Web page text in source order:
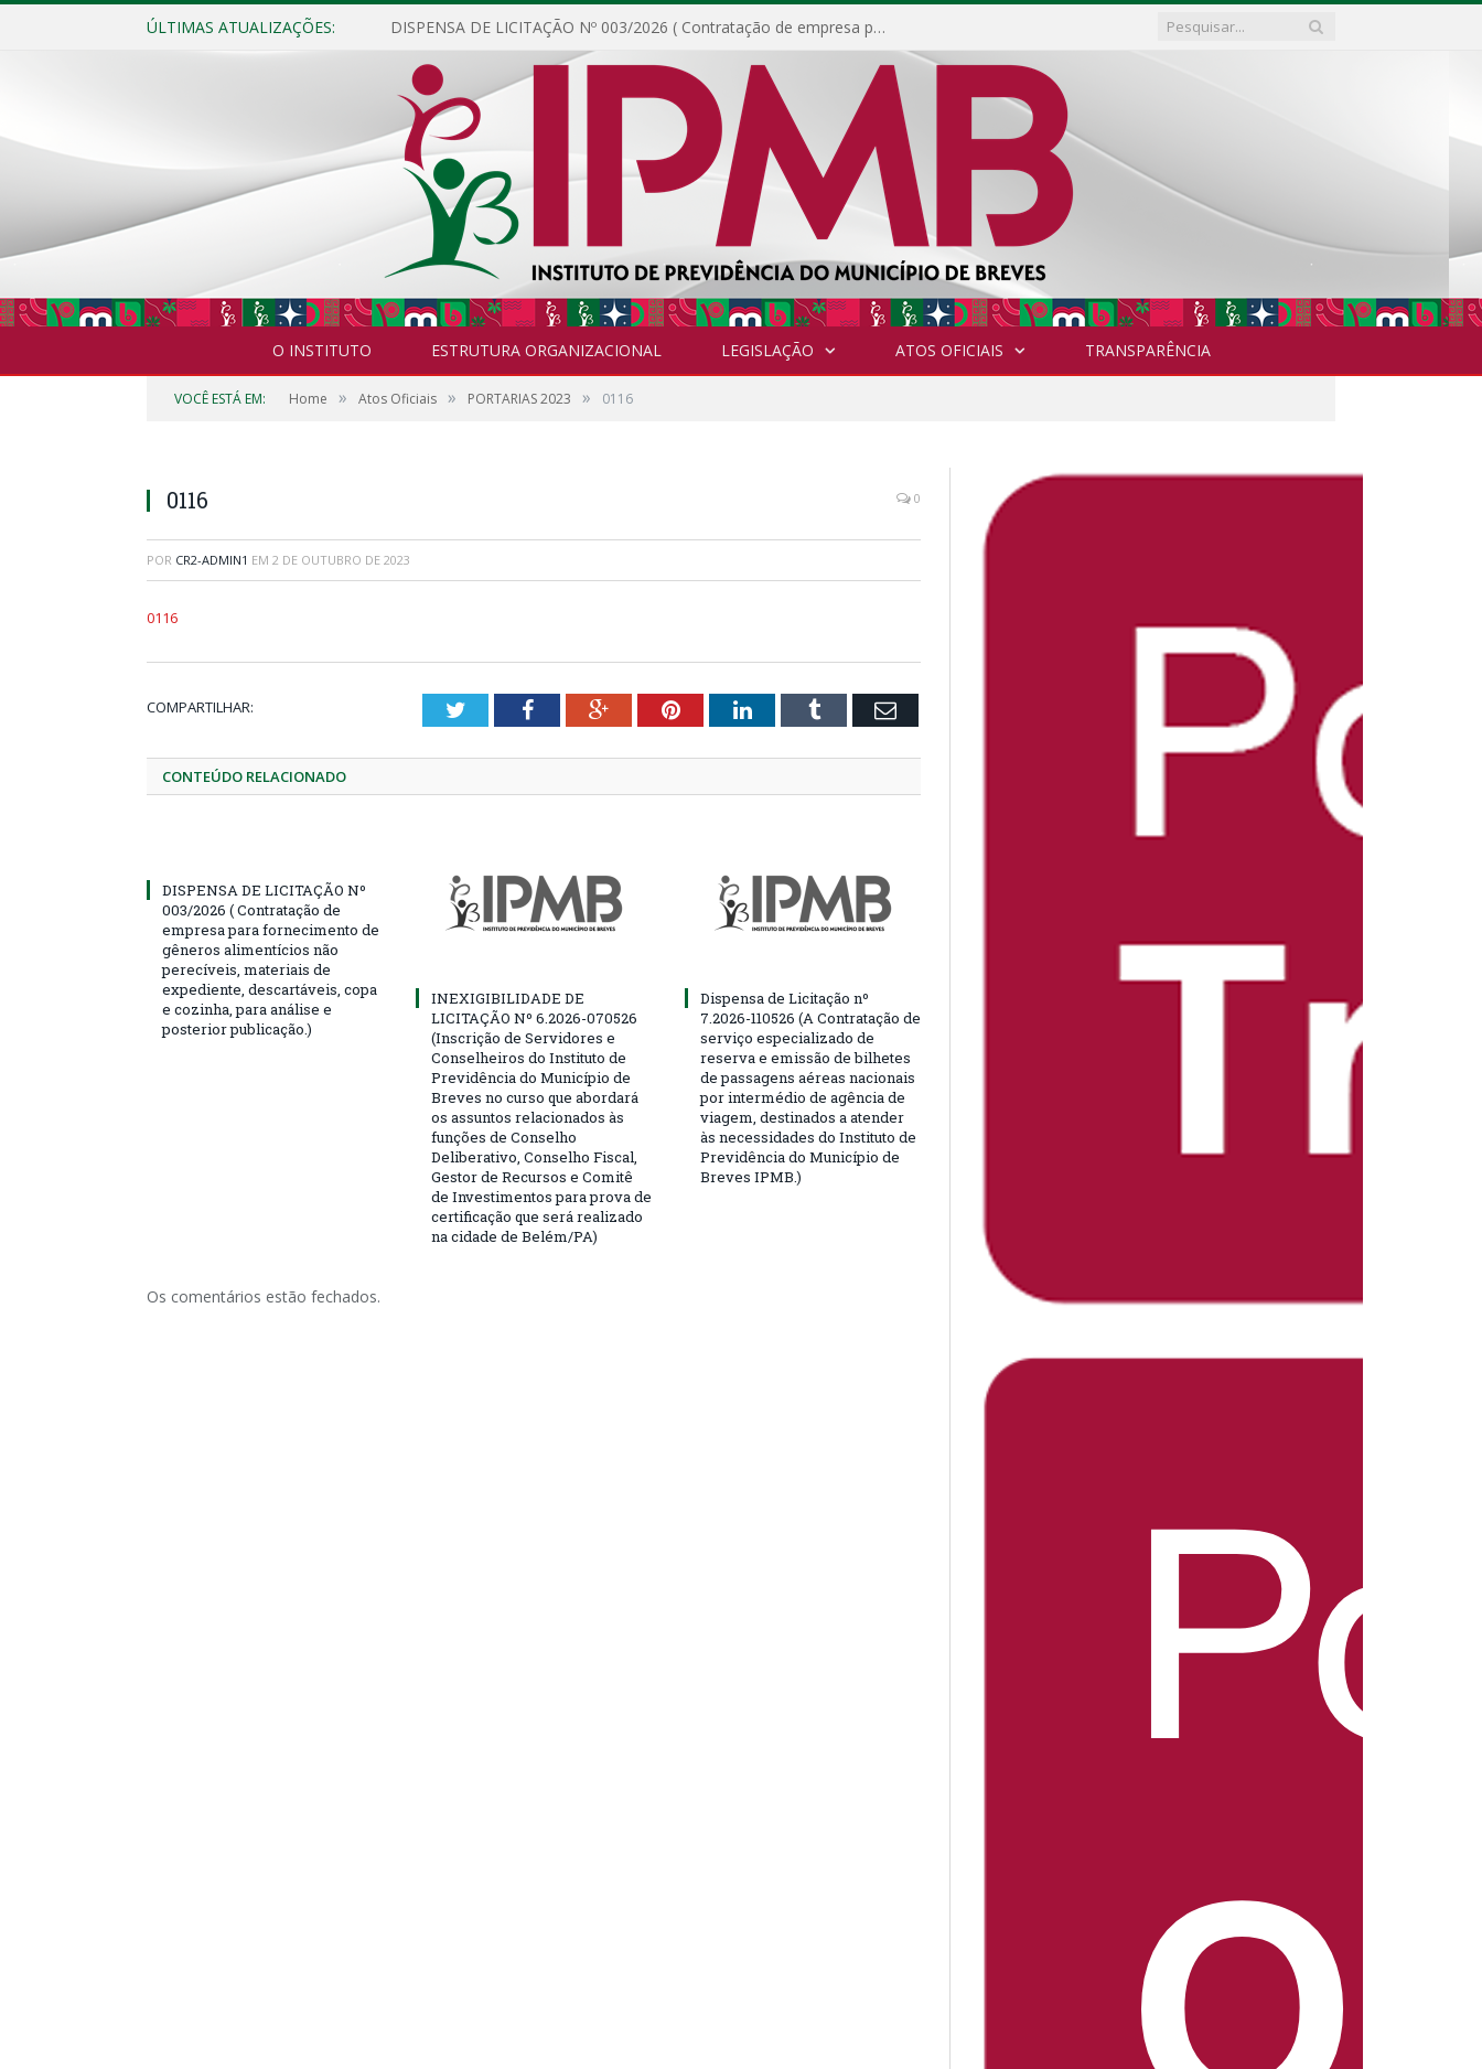
ÚLTIMAS ATUALIZAÇÕES: DISPENSA DE LICITAÇÃO Nº 003/2026 ( Contratação de empresa para fornecimento de gêneros alimentícios não perecíveis, materiais de expediente, descartáveis, copa e cozinha, para análise e posterior publicação.)
O INSTITUTO ESTRUTURA ORGANIZACIONAL LEGISLAÇÃO ATOS OFICIAIS TRANSPARÊNCIA
VOCÊ ESTÁ EM: Home » Atos Oficiais » PORTARIAS 2023 » 0116
0116 0
POR CR2-ADMIN1 EM 2 DE OUTUBRO DE 2023
0116
COMPARTILHAR: TwitterFacebookGoogle+PinterestLinkedInTumblr Email
CONTEÚDO RELACIONADO
DISPENSA DE LICITAÇÃO Nº
003/2026 ( Contratação de
empresa para fornecimento de
gêneros alimentícios não
perecíveis, materiais de
expediente, descartáveis, copa
e cozinha, para análise e
posterior publicação.)
INEXIGIBILIDADE DE
LICITAÇÃO Nº 6.2026-070526
(Inscrição de Servidores e
Conselheiros do Instituto de
Previdência do Município de
Breves no curso que abordará
os assuntos relacionados às
funções de Conselho
Deliberativo, Conselho Fiscal,
Gestor de Recursos e Comitê
de Investimentos para prova de
certificação que será realizado
na cidade de Belém/PA)
Dispensa de Licitação nº
7.2026-110526 (A Contratação de
serviço especializado de
reserva e emissão de bilhetes
de passagens aéreas nacionais
por intermédio de agência de
viagem, destinados a atender
às necessidades do Instituto de
Previdência do Município de
Breves IPMB.)
Os comentários estão fechados.